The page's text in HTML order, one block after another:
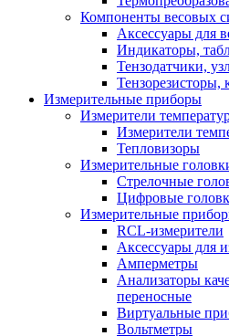
Компоненты весовых
Аксессуары для
Индикаторы,
Тензодатчики,
Тензорезисторы,
Измерительные приборы
Измерители
Измерители
Тепловизоры
Измерительные
Стрелочные
Цифровые
Измерительные
RCL-измерители
Аксессуары для
Амперметры
Анализаторы
переносные
Виртуальные
Вольтметры